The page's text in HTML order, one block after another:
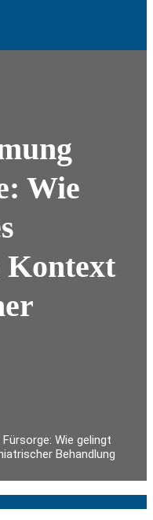
Wie
Kontext
Wie gelingt
Behandlung